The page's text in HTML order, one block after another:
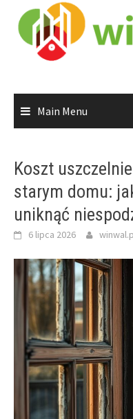
content
Main Menu
Koszt
starym domu:
uniknąć
6 lipca 2026